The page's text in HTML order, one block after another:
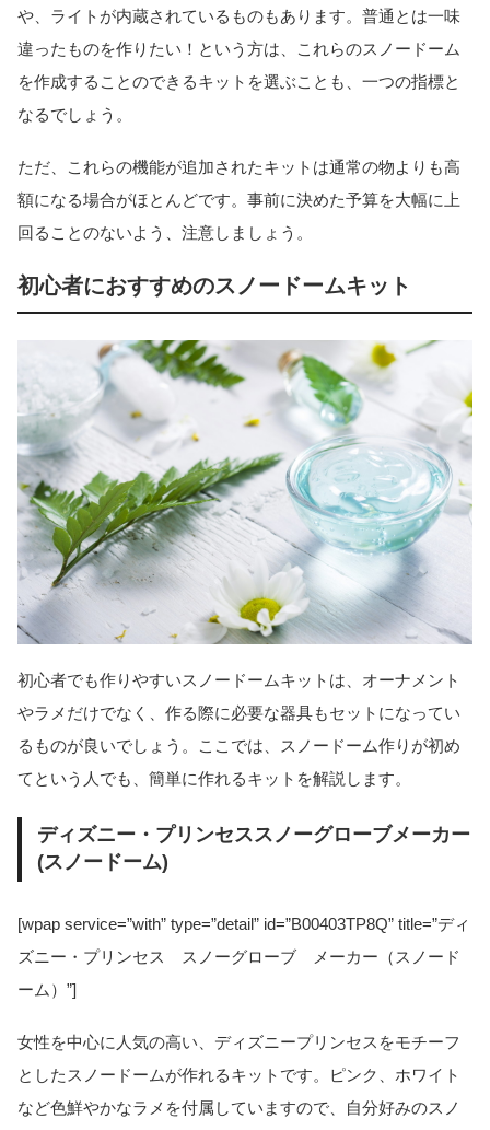
や、ライトが内蔵されているものもあります。普通とは一味
違ったものを作りたい！という方は、これらのスノードーム
を作成することのできるキットを選ぶことも、一つの指標と
なるでしょう。
ただ、これらの機能が追加されたキットは通常の物よりも高
額になる場合がほとんどです。事前に決めた予算を大幅に上
回ることのないよう、注意しましょう。
初心者におすすめのスノードームキット
初心者でも作りやすいスノードームキットは、オーナメント
やラメだけでなく、作る際に必要な器具もセットになってい
るものが良いでしょう。ここでは、スノードーム作りが初め
てという人でも、簡単に作れるキットを解説します。
ディズニー・プリンセススノーグローブメーカー
(スノードーム)
[wpap service=”with” type=”detail” id=”B00403TP8Q” title=”ディ
ズニー・プリンセス スノーグローブ メーカー（スノード
ーム）”]
女性を中心に人気の高い、ディズニープリンセスをモチーフ
としたスノードームが作れるキットです。ピンク、ホワイト
など色鮮やかなラメを付属していますので、自分好みのスノ